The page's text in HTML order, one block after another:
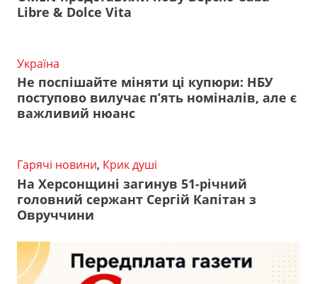
Libre & Dolce Vita
Україна
Не поспішайте міняти ці купюри: НБУ
поступово вилучає п’ять номіналів, але є
важливий нюанс
Гарячі новини, Крик душі
На Херсонщині загинув 51-річний
головний сержант Сергій Капітан з
Овруччини